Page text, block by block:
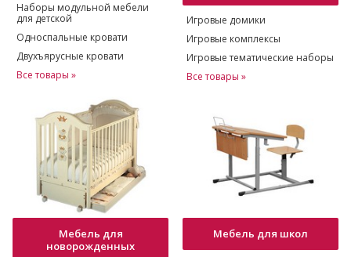
Наборы модульной мебели
для детской
Односпальные кровати
Двухъярусные кровати
Все товары »
Игровые домики
Игровые комплексы
Игровые тематические наборы
Все товары »
Мебель для
новорожденных
Мебель для школ